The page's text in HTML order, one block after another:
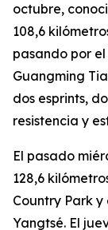
octubre,
108,6
pasando por
Guangming
dos esprints,
resistencia y
El pasado
128,6
Country Park
Yangtsé. El